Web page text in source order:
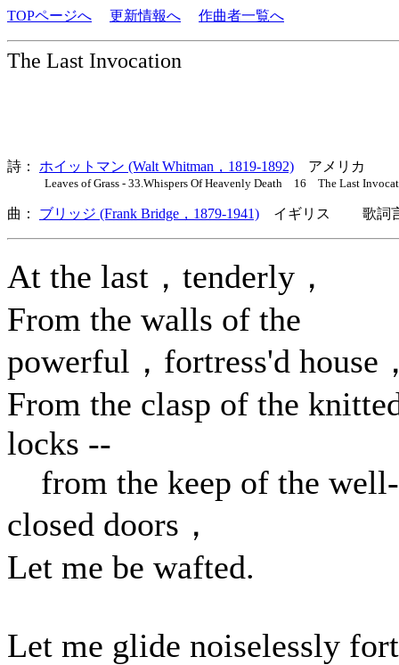
TOPページへ 更新情報へ 作曲者一覧へ
The Last Invocation
詩： ホイットマン (Walt Whitman，1819-1892) アメリカ
Leaves of Grass - 33.Whispers Of Heavenly Death 16 The Last
曲： ブリッジ (Frank Bridge，1879-1941) イギリス 歌詞言
At the last，tenderly，
From the walls of the
powerful，fortress'd house
From the clasp of the
locks --
from the keep of the well-
closed doors，
Let me be wafted.
Let me glide noiselessly